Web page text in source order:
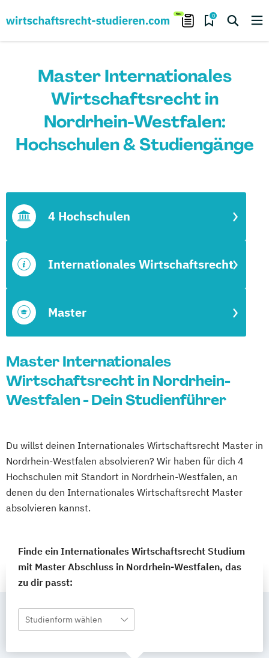
0
Master Internationales
Wirtschaftsrecht in
Nordrhein-Westfalen:
Hochschulen & Studiengänge
Master
Internationales Wirtschaftsrecht
4 Hochschulen
Master Internationales
Wirtschaftsrecht in Nordrhein-
Westfalen - Dein Studienführer
Du willst deinen Internationales Wirtschaftsrecht Master in
Nordrhein-Westfalen absolvieren? Wir haben für dich 4
Hochschulen mit Standort in Nordrhein-Westfalen, an
denen du den Internationales Wirtschaftsrecht Master
absolvieren kannst.
Finde ein Internationales Wirtschaftsrecht Studium
mit Master Abschluss in Nordrhein-Westfalen, das
zu dir passt:
Studienform wählen